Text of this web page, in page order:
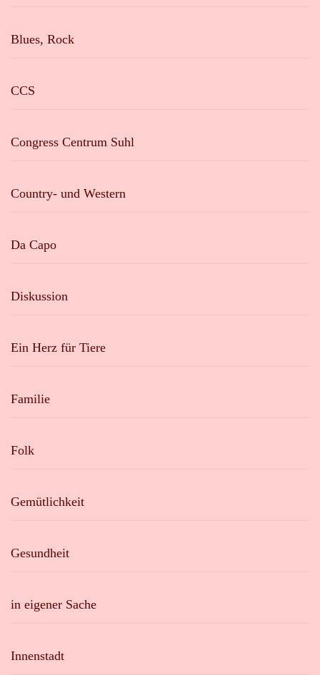
Blues, Rock
CCS
Congress Centrum Suhl
Country- und Western
Da Capo
Diskussion
Ein Herz für Tiere
Familie
Folk
Gemütlichkeit
Gesundheit
in eigener Sache
Innenstadt